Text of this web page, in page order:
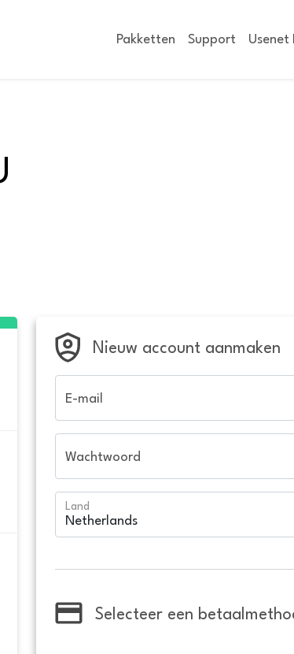
Pakketten Support
Nieuw account aanmaken
E-mail
Wachtwoord
Land
Selecteer een